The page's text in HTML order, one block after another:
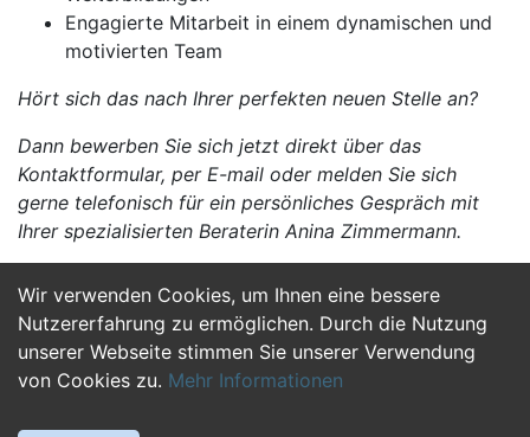
Wir verwenden Cookies, um Ihnen eine bessere
Nutzererfahrung zu ermöglichen. Durch die Nutzung
unserer Webseite stimmen Sie unserer Verwendung
von Cookies zu. Mehr Informationen
Engagierte Mitarbeit in einem dynamischen und
motivierten Team
Hört sich das nach Ihrer perfekten neuen Stelle an?
Dann bewerben Sie sich jetzt direkt über das
Kontaktformular, per E-mail oder melden Sie sich
gerne telefonisch für ein persönliches Gespräch mit
Ihrer spezialisierten Beraterin Anina Zimmermann.
Jetzt Bewerben